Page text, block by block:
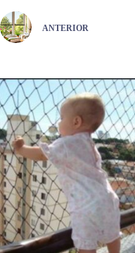
ANTERIOR